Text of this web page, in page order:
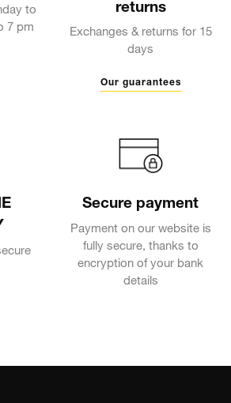
to
7 pm
returns
Exchanges & returns for 15
days
Our guarantees
Secure payment
Payment on our website is
fully secure, thanks to
encryption of your bank
details